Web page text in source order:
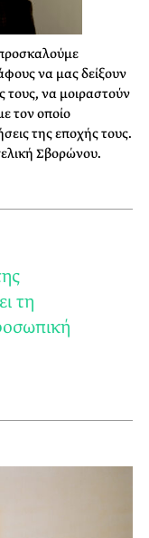
να μας δείξουν
τους, να μοιραστούν
τον οποίο
της εποχής τους.
Σβορώνου.
τη